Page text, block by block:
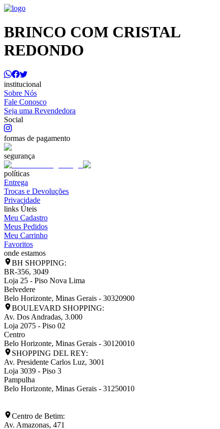
BRINCO COM CRISTAL
REDONDO
institucional
Sobre Nós
Fale Conosco
Seja uma Revendedora
Social
formas de pagamento
segurança
políticas
Entrega
Trocas e Devoluções
Privacidade
links Úteis
Meu Cadastro
Meus Pedidos
Meu Carrinho
Favoritos
onde estamos
BH SHOPPING:
BR-356, 3049
Loja 25 - Piso Nova Lima
Belvedere
Belo Horizonte, Minas Gerais - 30320900
BOULEVARD SHOPPING:
Av. Dos Andradas, 3.000
Loja 2075 - Piso 02
Centro
Belo Horizonte, Minas Gerais - 30120010
SHOPPING DEL REY:
Av. Presidente Carlos Luz, 3001
Loja 3039 - Piso 3
Pampulha
Belo Horizonte, Minas Gerais - 31250010
Centro de Betim:
Av. Amazonas, 471